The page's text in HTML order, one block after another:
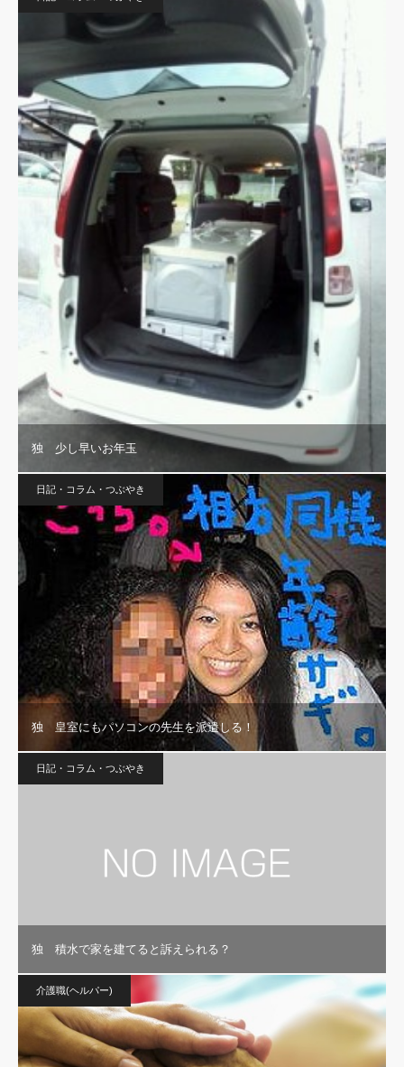
独 少し早いお年玉
日記・コラム・つぶやき
独 皇室にもパソコンの先生を派遣しる！
日記・コラム・つぶやき
独 積水で家を建てると訴えられる？
介護職(ヘルパー)